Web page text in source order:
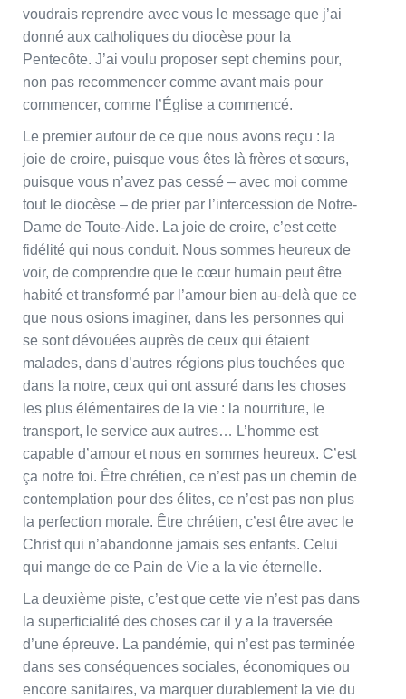
voudrais reprendre avec vous le message que j’ai
donné aux catholiques du diocèse pour la
Pentecôte. J’ai voulu proposer sept chemins pour,
non pas recommencer comme avant mais pour
commencer, comme l’Église a commencé.
Le premier autour de ce que nous avons reçu : la
joie de croire, puisque vous êtes là frères et sœurs,
puisque vous n’avez pas cessé – avec moi comme
tout le diocèse – de prier par l’intercession de Notre-
Dame de Toute-Aide. La joie de croire, c’est cette
fidélité qui nous conduit. Nous sommes heureux de
voir, de comprendre que le cœur humain peut être
habité et transformé par l’amour bien au-delà que ce
que nous osions imaginer, dans les personnes qui
se sont dévouées auprès de ceux qui étaient
malades, dans d’autres régions plus touchées que
dans la notre, ceux qui ont assuré dans les choses
les plus élémentaires de la vie : la nourriture, le
transport, le service aux autres… L’homme est
capable d’amour et nous en sommes heureux. C’est
ça notre foi. Être chrétien, ce n’est pas un chemin de
contemplation pour des élites, ce n’est pas non plus
la perfection morale. Être chrétien, c’est être avec le
Christ qui n’abandonne jamais ses enfants. Celui
qui mange de ce Pain de Vie a la vie éternelle.
La deuxième piste, c’est que cette vie n’est pas dans
la superficialité des choses car il y a la traversée
d’une épreuve. La pandémie, qui n’est pas terminée
dans ses conséquences sociales, économiques ou
encore sanitaires, va marquer durablement la vie du